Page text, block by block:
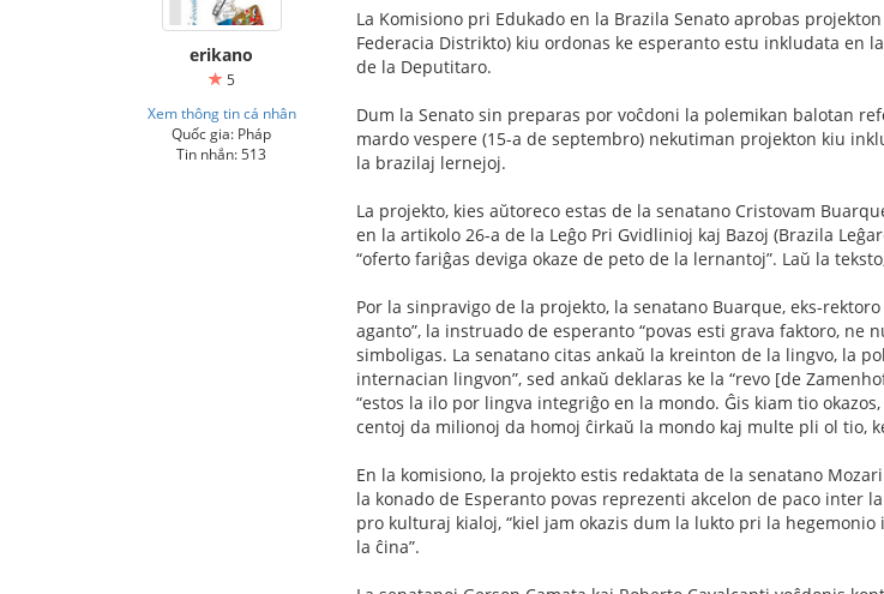
erikano
5
Xem thông tin cá nhân
Quốc gia: Pháp
Tin nhắn: 513
La Komisiono pri Edukado en la Brazila Senato aprobas
Federacia Distrikto) kiu ordonas ke esperanto estu inkludata
de la Deputitaro.
Dum la Senato sin preparas por voĉdoni la polemikan balotan
mardo vespere (15-a de septembro) nekutiman projekton kiu
la brazilaj lernejoj.
La projekto, kies aŭtoreco estas de la senatano Cristovam
en la artikolo 26-a de la Leĝo Pri Gvidlinioj kaj Bazoj (Brazila
“oferto fariĝas deviga okaze de peto de la lernantoj”. Laŭ la
Por la sinpravigo de la projekto, la senatano Buarque, eks-
aganto”, la instruado de esperanto “povas esti grava faktoro,
simboligas. La senatano citas ankaŭ la kreinton de la lingvo, la
internacian lingvon”, sed ankaŭ deklaras ke la “revo [de
“estos la ilo por lingva integriĝo en la mondo. Ĝis kiam tio
centoj da milionoj da homoj ĉirkaŭ la mondo kaj multe pli ol tio,
En la komisiono, la projekto estis redaktata de la senatano
la konado de Esperanto povas reprezenti akcelon de paco inter
pro kulturaj kialoj, “kiel jam okazis dum la lukto pri la
la ĉina”.